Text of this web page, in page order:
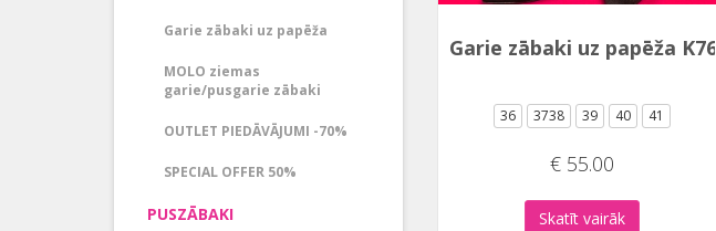
Garie zābaki uz papēža
MOLO ziemas
garie/pusgarie zābaki
OUTLET PIEDĀVĀJUMI -70%
SPECIAL OFFER 50%
PUSZĀBAKI
Garie zābaki uz papēža K763
36 3738 39 40 41
€ 55.00
Skatīt vairāk